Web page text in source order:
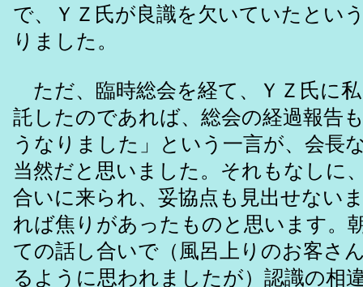
で、ＹＺ氏が良識を欠いていたとい
りました。
ただ、臨時総会を経て、ＹＺ氏に
託したのであれば、総会の経過報告
うなりました」という一言が、会長
当然だと思いました。それもなしに
合いに来られ、妥協点も見出せない
れば焦りがあったものと思います。
ての話し合いで（風呂上りのお客さ
るように思われましたが）認識の相